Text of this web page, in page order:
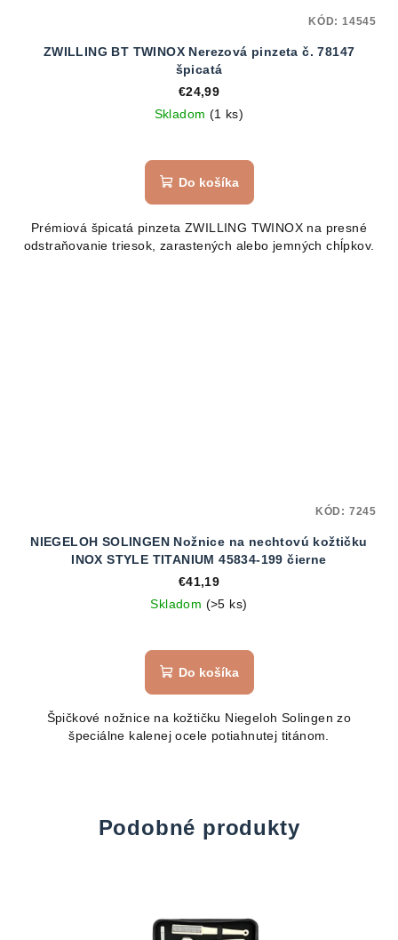
ZWILLING BT TWINOX Nerezová pinzeta č. 78147
špicatá
€24,99
Skladom (1 ks)
Do košíka
Prémiová špicatá pinzeta ZWILLING TWINOX na presné
odstraňovanie triesok, zarastených alebo jemných chĺpkov.
KÓD: 14545
NIEGELOH SOLINGEN Nožnice na nechtovú kožtičku
INOX STYLE TITANIUM 45834-199 čierne
€41,19
Skladom (>5 ks)
Do košíka
Špičkové nožnice na kožtičku Niegeloh Solingen zo
špeciálne kalenej ocele potiahnutej titánom.
KÓD: 7245
Podobné produkty